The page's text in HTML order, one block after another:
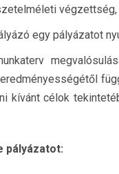
egy pályázatot
kívánt célok
pályázatot: